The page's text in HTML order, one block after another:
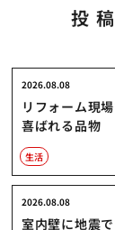
投
リフォーム現
喜ばれる品物
2026.08.08
生活
室内壁に地震
2026.08.08